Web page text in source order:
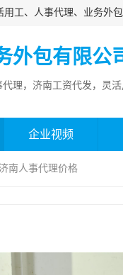
外包有限公
理，济南工资代发，灵活
企业视频
南人事代理价格